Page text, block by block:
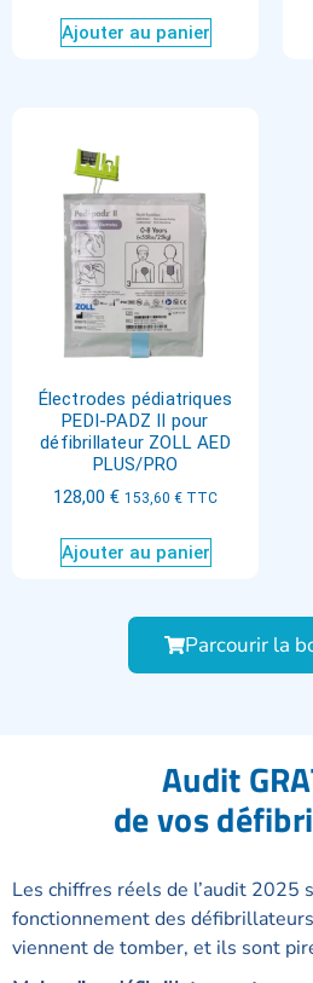
Ajouter au panier
Électrodes pédiatriques
PEDI-PADZ II pour
défibrillateur ZOLL AED
PLUS/PRO
128,00 € 153,60 € TTC
Ajouter au panier
Parcourir la
Audit
de vos
Les chiffres réels de l’audit 2025
fonctionnement des
viennent de tomber, et ils sont